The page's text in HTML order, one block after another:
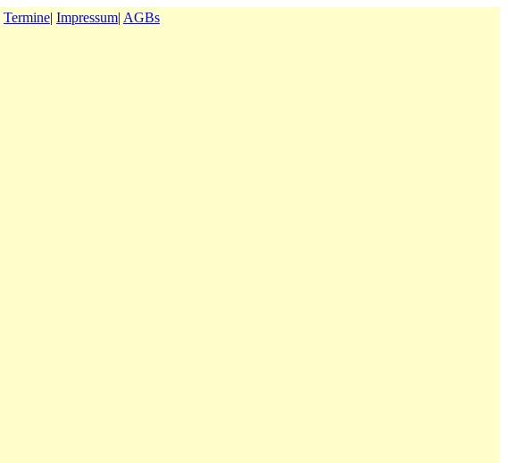
Termine| Impressum| AGBs